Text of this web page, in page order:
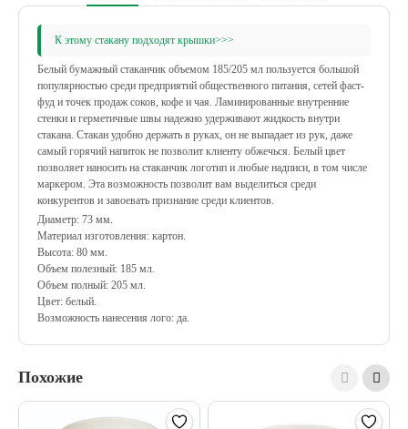
К этому стакану подходят крышки>>>
Белый бумажный стаканчик объемом 185/205 мл пользуется большой
популярностью среди предприятий общественного питания, сетей фаст-
фуд и точек продаж соков, кофе и чая. Ламинированные внутренние
стенки и герметичные швы надежно удерживают жидкость внутри
стакана. Стакан удобно держать в руках, он не выпадает из рук, даже
самый горячий напиток не позволит клиенту обжечься. Белый цвет
позволяет наносить на стаканчик логотип и любые надписи, в том числе
маркером. Эта возможность позволит вам выделиться среди
конкурентов и завоевать признание среди клиентов.
Диаметр: 73 мм.
Материал изготовления: картон.
Высота: 80 мм.
Объем полезный: 185 мл.
Объем полный: 205 мл.
Цвет: белый.
Возможность нанесения лого: да.
Похожие